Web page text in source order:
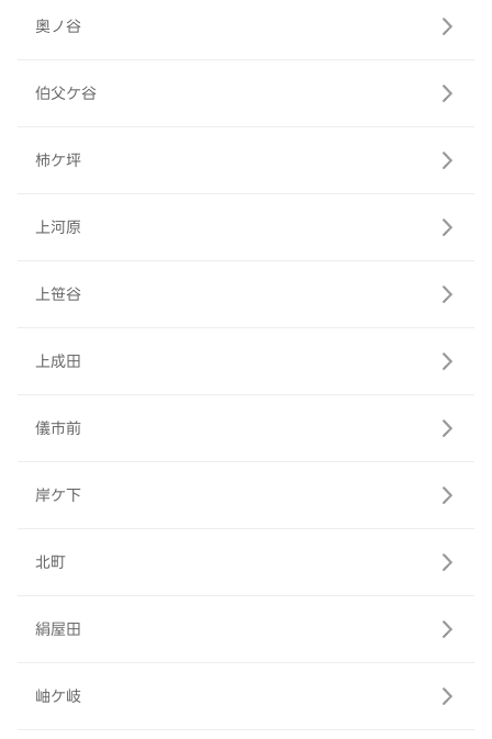
奥ノ谷
伯父ケ谷
柿ケ坪
上河原
上笹谷
上成田
儀市前
岸ケ下
北町
絹屋田
岫ケ岐